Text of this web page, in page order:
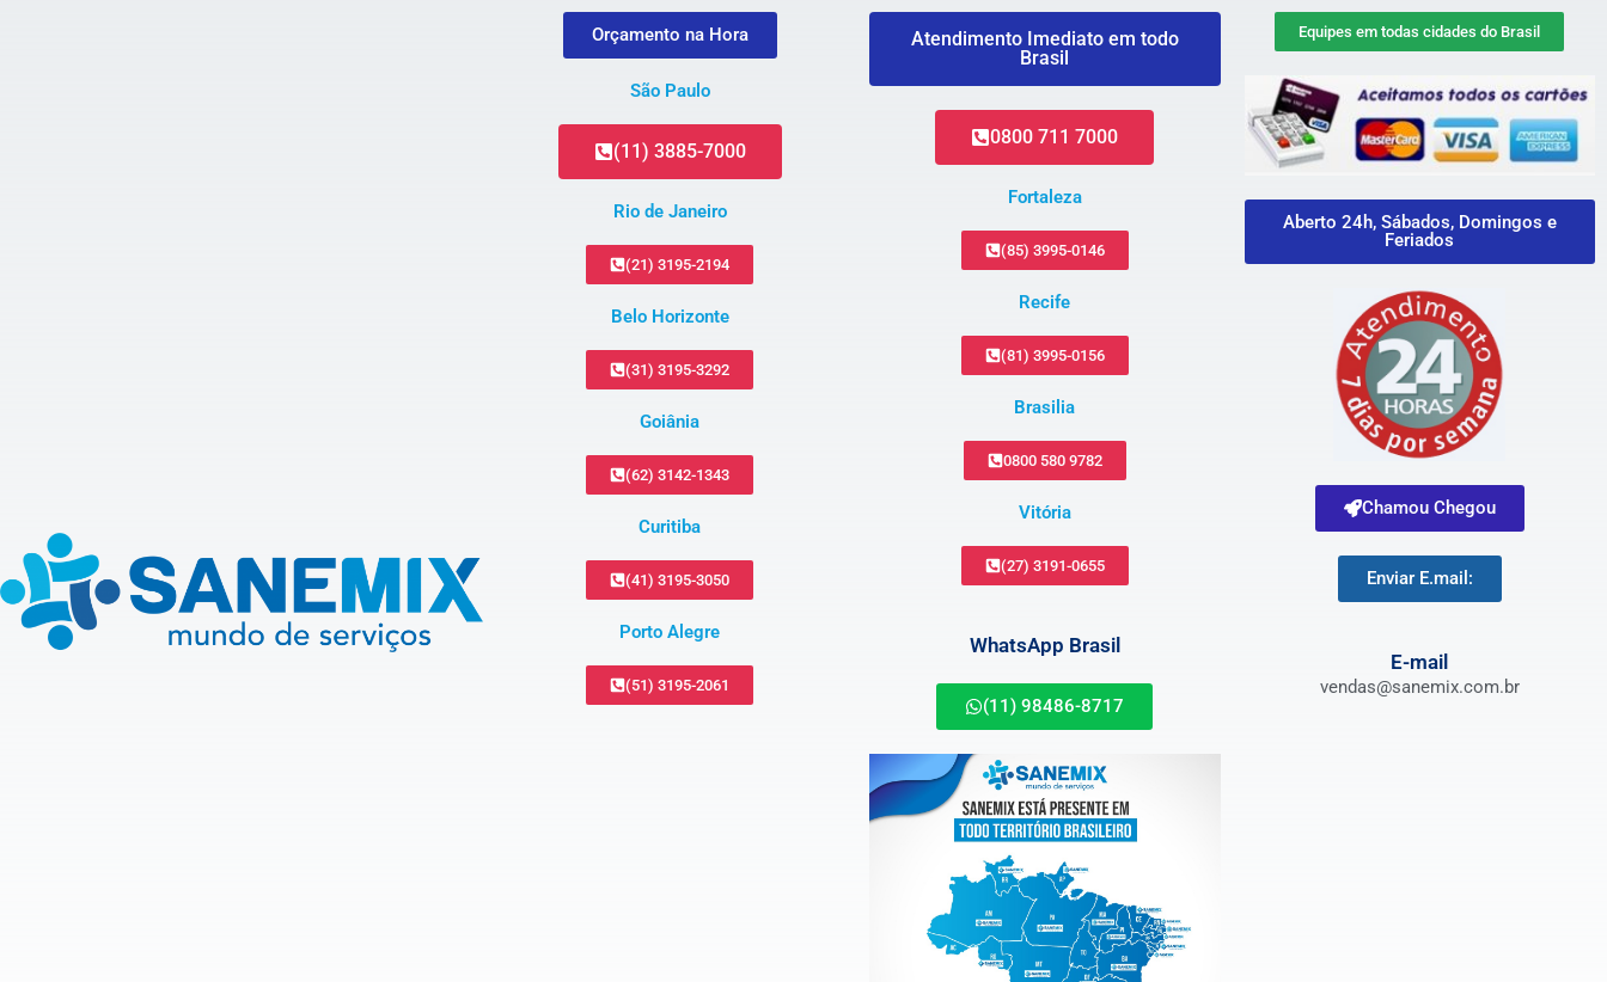
Orçamento na Hora
São Paulo
(11) 3885-7000
Rio de Janeiro
(21) 3195-2194
Belo Horizonte
(31) 3195-3292
Goiânia
(62) 3142-1343
Curitiba
(41) 3195-3050
Porto Alegre
(51) 3195-2061
Atendimento Imediato em todo
Brasil
0800 711 7000
Fortaleza
(85) 3995-0146
Recife
(81) 3995-0156
Brasilia
0800 580 9782
Vitória
(27) 3191-0655
WhatsApp Brasil
(11) 98486-8717
Equipes em todas cidades do Brasil
Aberto 24h, Sábados, Domingos e
Feriados
Chamou Chegou
Enviar E.mail:
E-mail
vendas@sanemix.com.br